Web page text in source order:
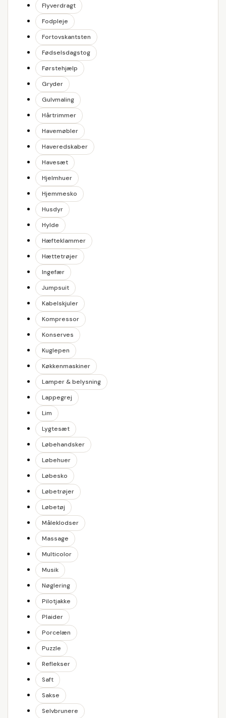
Flyverdragt
Fodpleje
Fortovskantsten
Fødselsdagstog
Førstehjælp
Gryder
Gulvmaling
Hårtrimmer
Havemøbler
Haveredskaber
Havesæt
Hjelmhuer
Hjemmesko
Husdyr
Hylde
Hæfteklammer
Hættetrøjer
Ingefær
Jumpsuit
Kabelskjuler
Kompressor
Konserves
Kuglepen
Køkkenmaskiner
Lamper & belysning
Lappegrej
Lim
Lygtesæt
Løbehandsker
Løbehuer
Løbesko
Løbetrøjer
Løbetøj
Måleklodser
Massage
Multicolor
Musik
Nøglering
Pilotjakke
Plaider
Porcelæn
Puzzle
Reflekser
Saft
Sakse
Selvbrunere